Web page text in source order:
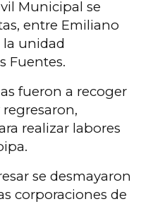
Municipal se
entre Emiliano
la unidad
Fuentes.
fueron a recoger
realizar labores
se desmayaron
corporaciones de